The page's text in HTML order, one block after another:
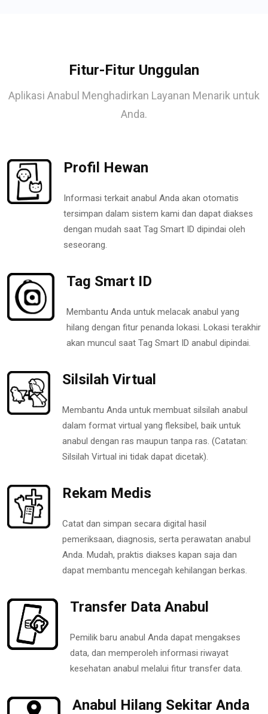
Fitur-Fitur Unggulan
Aplikasi Anabul Menghadirkan Layanan Menarik untuk
Anda.
Profil Hewan
Informasi terkait anabul Anda akan otomatis
tersimpan dalam sistem kami dan dapat diakses
dengan mudah saat Tag Smart ID dipindai oleh
seseorang.
Tag Smart ID
Membantu Anda untuk melacak anabul yang
hilang dengan fitur penanda lokasi. Lokasi terakhir
akan muncul saat Tag Smart ID anabul dipindai.
Silsilah Virtual
Membantu Anda untuk membuat silsilah anabul
dalam format virtual yang fleksibel, baik untuk
anabul dengan ras maupun tanpa ras. (Catatan:
Silsilah Virtual ini tidak dapat dicetak).
Rekam Medis
Catat dan simpan secara digital hasil
pemeriksaan, diagnosis, serta perawatan anabul
Anda. Mudah, praktis diakses kapan saja dan
dapat membantu mencegah kehilangan berkas.
Transfer Data Anabul
Pemilik baru anabul Anda dapat mengakses
data, dan memperoleh informasi riwayat
kesehatan anabul melalui fitur transfer data.
Anabul Hilang Sekitar Anda